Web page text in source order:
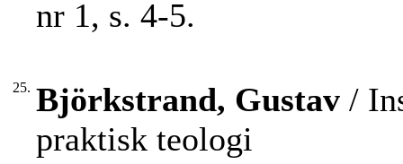
nr 1, s. 4-5.
25. Björkstrand, Gustav /
praktisk teologi